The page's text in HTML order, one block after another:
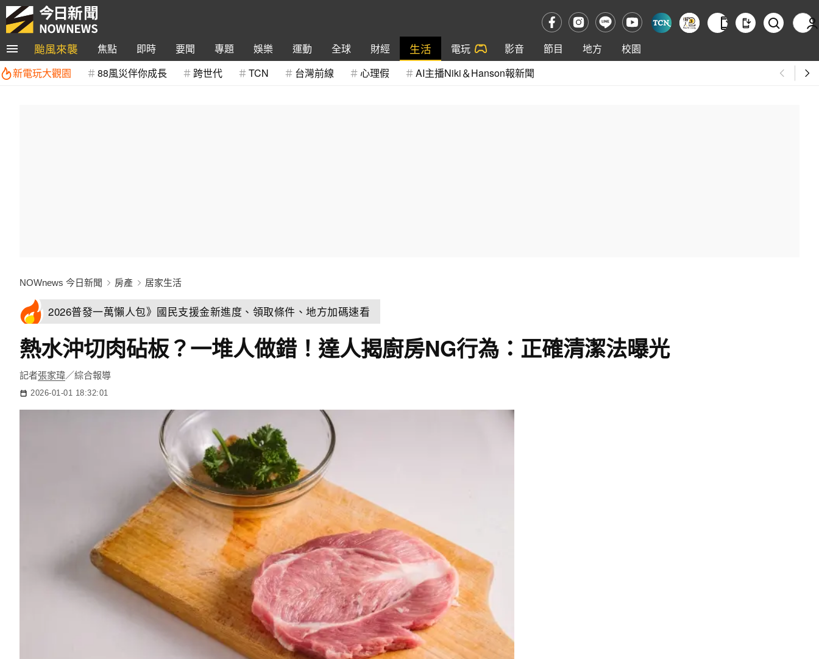
颱風來襲 焦點 即時 要聞 專題 娛樂 運動 全球 財經 生活 電玩 影音 節目 地方
校園
新電玩大觀園
88風災伴你成長 跨世代 TCN 台灣前線 心理假 AI主播Niki＆Hanson報新聞
NOWnews 今日新聞 房產 居家生活
2026普發一萬懶人包》國民支援金新進度、領取條件、地方加碼速看
熱水沖切肉砧板？一堆人做錯！達人揭廚房NG行為：正確清潔法曝光
記者張家瑋／綜合報導
2026-01-01 18:32:01